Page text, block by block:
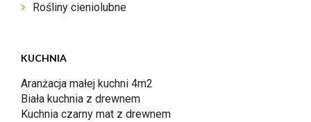
Rośliny cieniolubne
KUCHNIA
Aranżacja małej kuchni 4m2
Biała kuchnia z drewnem
Kuchnia czarny mat z drewnem